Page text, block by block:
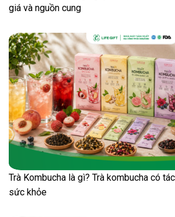
giá và nguồn cung
Trà Kombucha là gì? Trà kombucha có
sức khỏe